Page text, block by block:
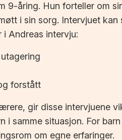
9-åring. Hun forteller om
i sin sorg. Intervjuet kan
i Andreas intervju:
forstått
gir disse intervjuene
i samme situasjon. For
om egne erfaringer.